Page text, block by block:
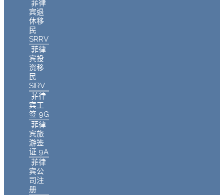
菲律
宾退
休移
民
SRRV
菲律
宾投
资移
民
SIRV
菲律
宾工
签 9G
菲律
宾旅
游签
证 9A
菲律
宾公
司注
册